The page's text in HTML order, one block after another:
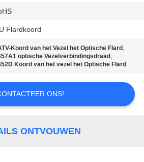
Flardkoord
Koord van het Vezel het Optische Flard ,
optische Vezelverbindingsdraad ,
Koord van het vezel het Optische Flard
ONS!
ONTVOUWEN